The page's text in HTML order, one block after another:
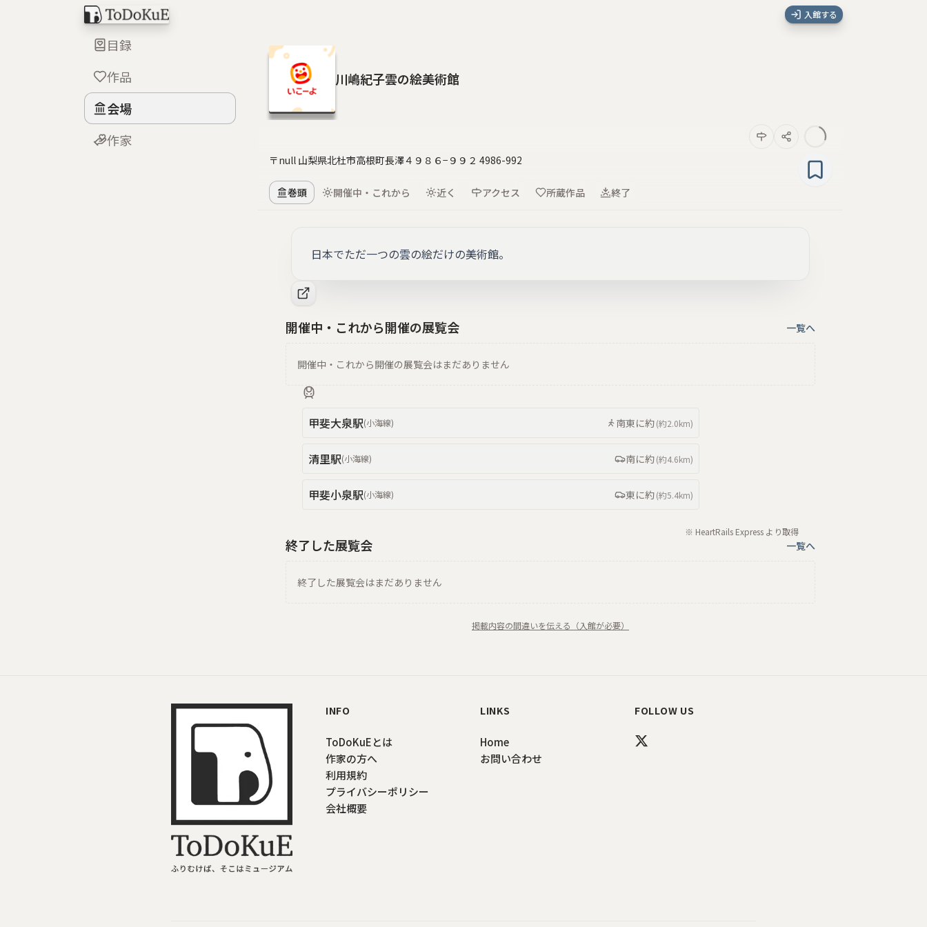
入館する
目録
作品
会場
作家
川嶋紀子雲の絵美術館
〒null 山梨県北杜市高根町長澤４９８６−９９２ 4986-992
巻頭 開催中・これから 近く アクセス 所蔵作品 終了
日本でただ一つの雲の絵だけの美術館。
開催中・これから開催の展覧会 一覧へ
開催中・これから開催の展覧会はまだありません
甲斐大泉駅(小海線) 南東に約(約2.0km)
清里駅(小海線) 南に約(約4.6km)
甲斐小泉駅(小海線) 東に約(約5.4km)
※ HeartRails Express より取得
終了した展覧会 一覧へ
終了した展覧会はまだありません
掲載内容の間違いを伝える（入館が必要）
INFO
ToDoKuEとは
作家の方へ
利用規約
プライバシーポリシー
会社概要
LINKS
Home
お問い合わせ
FOLLOW US